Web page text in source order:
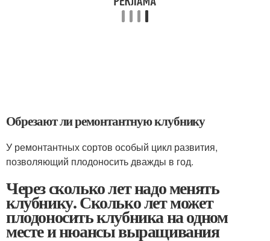
Обрезают ли ремонтантную клубнику
У ремонтантных сортов особый цикл развития,
позволяющий плодоносить дважды в год.
Через сколько лет надо менять
клубнику. Сколько лет может
плодоносить клубника на одном
месте и нюансы выращивания